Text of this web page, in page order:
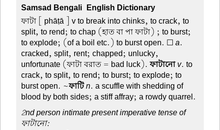
Samsad Bengali-English Dictionary
ফাটা [ phāṭā ] v to break into chinks, to crack, to
split, to rend; to chap (হাত বা পা ফাটা) ; to burst;
to explode; (of a boil etc.) to burst open. ☐a.
cracked, split, rent; chapped; unlucky,
unfortunate (ফাটা বরাত = bad luck).ফাটানো v. to
crack, to split, to rend; to burst; to explode; to
burst open. ~ফাটিn. a scuffle with shedding of
blood by both sides; a stiff affray; a rowdy quarrel.
2nd person intimate present imperative tense of
ফাটানো: